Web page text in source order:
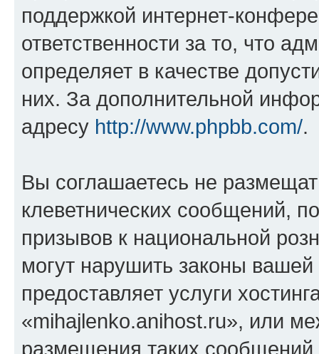
поддержкой интернет-
ответственности за то, что
определяет в качестве
них. За дополнительной
адресу http://www.phpbb.com/.
Вы соглашаетесь не
клеветнических сообщений,
призывов к национальной
могут нарушить законы
предоставляет услуги
«mihajlenko.anihost.ru», или
размещения таких